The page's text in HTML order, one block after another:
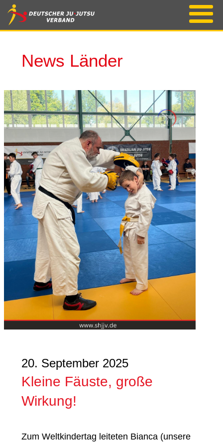
News Länder
20. September 2025
Kleine Fäuste, große
Wirkung!
Zum Weltkindertag leiteten Bianca (unsere